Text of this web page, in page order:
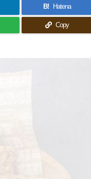
B! Hatena
Copy